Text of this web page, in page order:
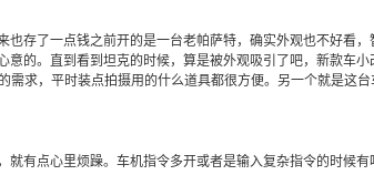
存了一点钱之前开的是一台老帕萨特，确实外观也不好看
的。直到看到坦克的时候，算是被外观吸引了吧，新款车
求，平时装点拍摄用的什么道具都很方便。另一个就是这
有点心里烦躁。车机指令多开或者是输入复杂指令的时候有